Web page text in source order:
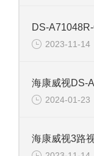
2023-11-14
2024-01-23